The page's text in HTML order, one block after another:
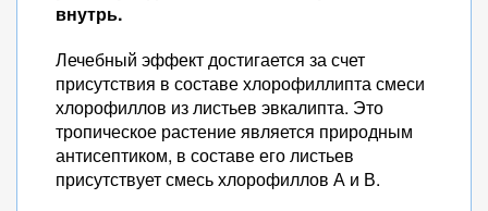
внутрь.
Лечебный эффект достигается за счет
присутствия в составе хлорофиллипта смеси
хлорофиллов из листьев эвкалипта. Это
тропическое растение является природным
антисептиком, в составе его листьев
присутствует смесь хлорофиллов А и В.